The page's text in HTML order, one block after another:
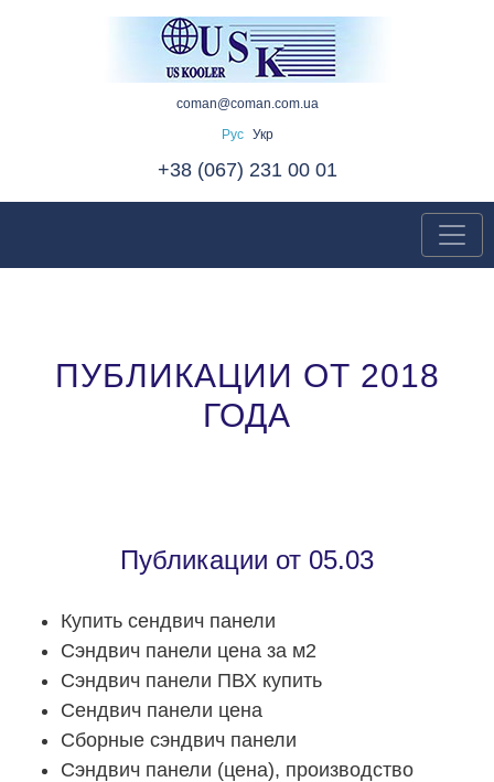
coman@coman.com.ua
Рус
Укр
+38 (067) 231 00 01
ПУБЛИКАЦИИ ОТ 2018
ГОДА
Публикации от 05.03
Купить сендвич панели
Сэндвич панели цена за м2
Сэндвич панели ПВХ купить
Сендвич панели цена
Сборные сэндвич панели
Сэндвич панели (цена), производство